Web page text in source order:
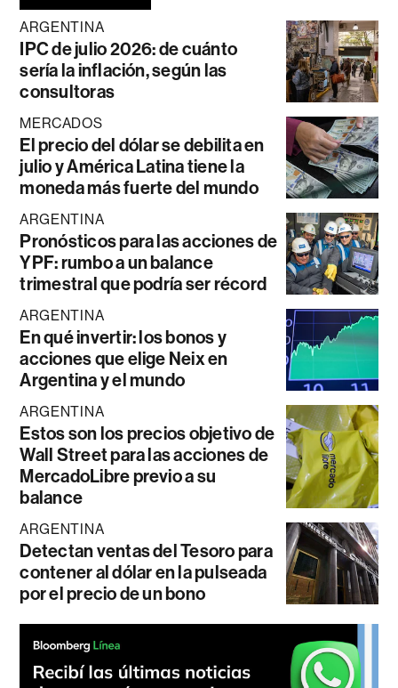
ARGENTINA
IPC de julio 2026: de cuánto
sería la inflación, según las
consultoras
MERCADOS
El precio del dólar se debilita en
julio y América Latina tiene la
moneda más fuerte del mundo
ARGENTINA
Pronósticos para las acciones de
YPF: rumbo a un balance
trimestral que podría ser récord
ARGENTINA
En qué invertir: los bonos y
acciones que elige Neix en
Argentina y el mundo
ARGENTINA
Estos son los precios objetivo de
Wall Street para las acciones de
MercadoLibre previo a su
balance
ARGENTINA
Detectan ventas del Tesoro para
contener al dólar en la pulseada
por el precio de un bono